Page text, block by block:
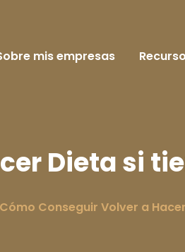
mis empresas
Dieta si
Cómo Conseguir Volver a